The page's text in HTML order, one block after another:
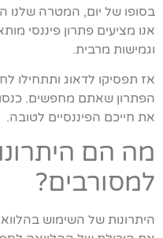
בסופו של יום, המטרה שלנו
אנו מציעים פתרון פיננסי
וגמישות מרבית.
אז תפסיקו לדאוג ותתחילו
הפתרון שאתם מחפשים. כנסו
את חייכם הפיננסיים לטובה.
מה הם
למסורבים?
היתרונות של השימוש